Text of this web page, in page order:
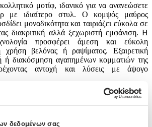
δεδομένων σας
μοτίφ, ιδανικό για να ανανεώσετε
με ιδιαίτερο στυλ. Ο κομψός μαύρος
μοναδικότητα και ταιριάζει εύκολα σε
διακριτική αλλά ξεχωριστή εμφάνιση. Η
προσφέρει άμεση και εύκολη
βελόνας ή ραψίματος. Εξαιρετική
ή διακόσμηση αγαπημένων κομματιών της
αντοχή και λύσεις με άψογο